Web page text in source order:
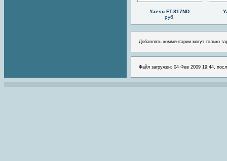
Yaesu FT-817ND
руб.
Добавлять комментарии могут только
Файл загружен: 04 Фев 2009 19:44,